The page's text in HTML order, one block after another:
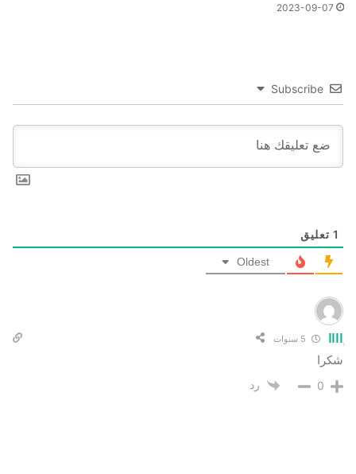
2023-09-07
Subscribe
1 تعليق
Oldest
ِِاااا
شكرا
0 رد